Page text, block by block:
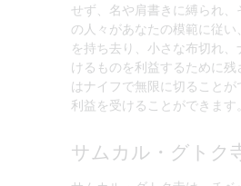
せず、名や肩書きに縛られ
の人々があなたの模範に従
を持ち去り、小さな布切れ
けるものを利益するために
はナイフで無限に切ること
利益を受けることができます。
サムカル・グトク